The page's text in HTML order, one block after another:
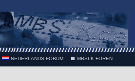
NEDERLANDS FORUM MBSLK-FOREN